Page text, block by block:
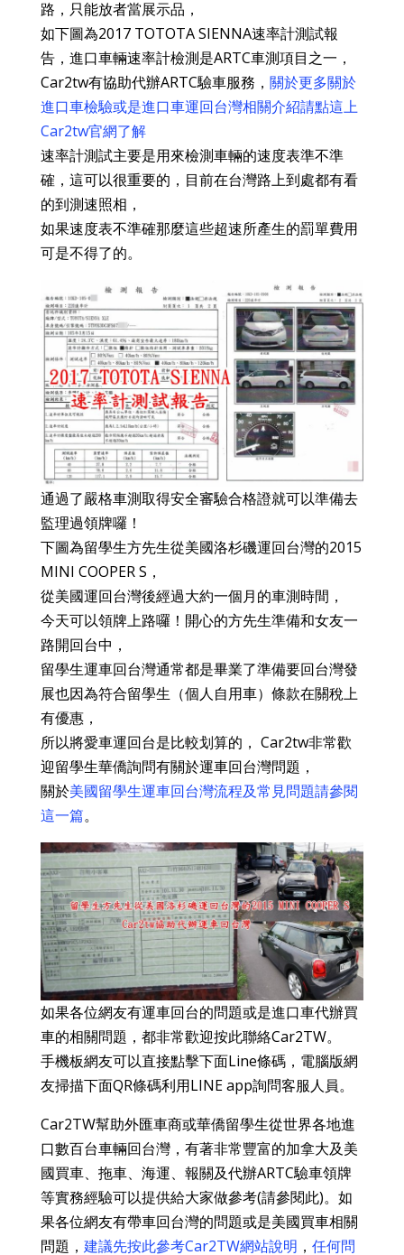
路，只能放者當展示品，
如下圖為2017 TOTOTA SIENNA速率計測試報
告，進口車輛速率計檢測是ARTC車測項目之一，
Car2tw有協助代辦ARTC驗車服務， 關於更多關於
進口車檢驗或是進口車運回台灣相關介紹請點這上
Car2tw官網了解
速率計測試主要是用來檢測車輛的速度表準不準
確，這可以很重要的，目前在台灣路上到處都有看
的到測速照相，
如果速度表不準確那麼這些超速所產生的罰單費用
可是不得了的。
通過了嚴格車測取得安全審驗合格證就可以準備去
監理過領牌囉！
下圖為留學生方先生從美國洛杉磯運回台灣的2015
MINI COOPER S，
從美國運回台灣後經過大約一個月的車測時間，
今天可以領牌上路囉！開心的方先生準備和女友一
路開回台中，
留學生運車回台灣通常都是畢業了準備要回台灣發
展也因為符合留學生（個人自用車）條款在關稅上
有優惠，
所以將愛車運回台是比較划算的， Car2tw非常歡
迎留學生華僑詢問有關於運車回台灣問題，
關於美國留學生運車回台灣流程及常見問題請參閱
這一篇。
如果各位網友有運車回台的問題或是進口車代辦買
車的相關問題，都非常歡迎按此聯絡Car2TW。
手機板網友可以直接點擊下面Line條碼，電腦版網
友掃描下面QR條碼利用LINE app詢問客服人員。
Car2TW幫助外匯車商或華僑留學生從世界各地進
口數百台車輛回台灣，有著非常豐富的加拿大及美
國買車、拖車、海運、報關及代辦ARTC驗車領牌
等實務經驗可以提供給大家做參考(請參閱此)。如
果各位網友有帶車回台灣的問題或是美國買車相關
問題， 建議先按此參考Car2TW網站說明 ， 任何問